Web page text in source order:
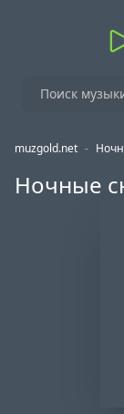
muzgold.net -
Ночные